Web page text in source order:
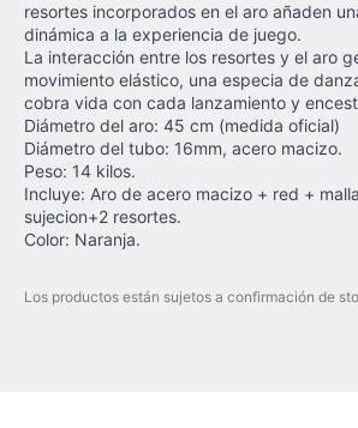
resortes incorporados en el aro añaden
dinámica a la experiencia de juego.
La interacción entre los resortes y el aro
movimiento elástico, una especia de
cobra vida con cada lanzamiento y
Diámetro del aro: 45 cm (medida oficial)
Diámetro del tubo: 16mm, acero macizo.
Peso: 14 kilos.
Incluye: Aro de acero macizo + red +
sujecion+2 resortes.
Color: Naranja.
Los productos están sujetos a confirmación de